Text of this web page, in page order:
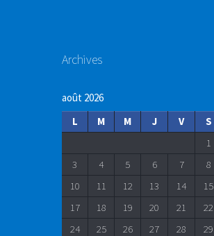
Archives
août 2026
L
M M J V S
1
3
4 5 6 7 8
10
11 12 13 14 15
17
18 19 20 21 22
24
25 26 27 28 29